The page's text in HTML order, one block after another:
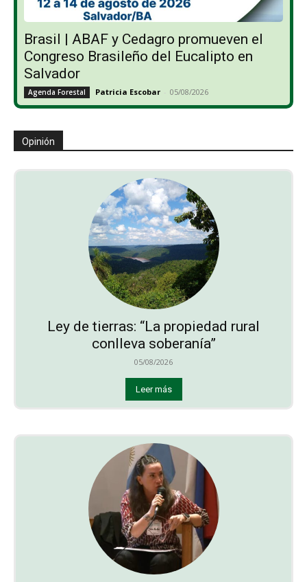
Brasil | ABAF y Cedagro promueven el
Congreso Brasileño del Eucalipto en
Salvador
Agenda Forestal Patricia Escobar - 05/08/2026
Opinión
Ley de tierras: “La propiedad rural
conlleva soberanía”
05/08/2026
Leer más